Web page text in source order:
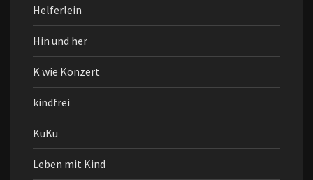
Helferlein
Hin und her
K wie Konzert
kindfrei
KuKu
Leben mit Kind